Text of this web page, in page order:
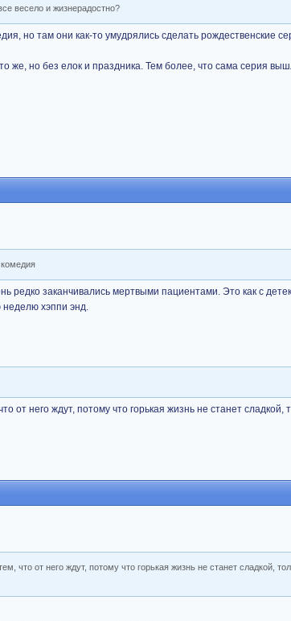
весело и жизнерадостно?
но там они как-то умудрялись сделать рождественские
же, но без елок и праздника. Тем более, что сама серия
редко заканчивались мертвыми пациентами. Это как с
неделю хэппи энд.
от него ждут, потому что горькая жизнь не станет сладкой,
что от него ждут, потому что горькая жизнь не станет сладкой,